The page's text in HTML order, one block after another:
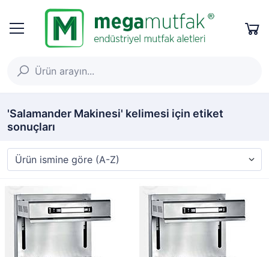
'Salamander Makinesi' kelimesi için etiket
sonuçları